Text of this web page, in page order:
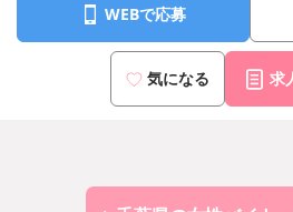
WEBで応募
気になる 求